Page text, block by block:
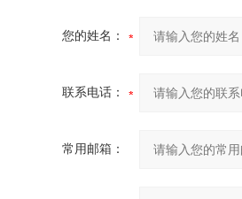
您的姓名：
联系电话：
常用邮箱：